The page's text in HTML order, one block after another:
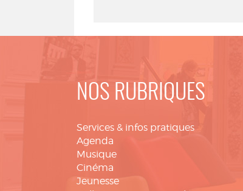
NOS RUBRIQUES
Services & infos pratiques
Agenda
Musique
Cinéma
Jeunesse